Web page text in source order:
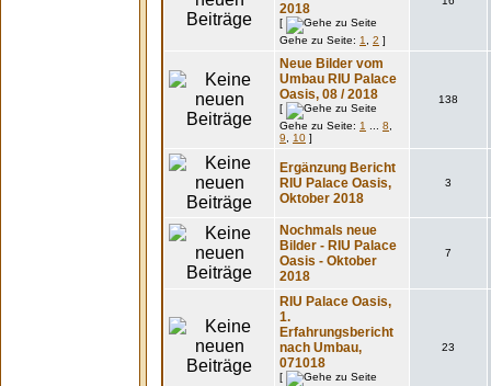
2018
[
Gehe zu Seite: 1 2 ]
Neue Bilder vom
Umbau RIU Palace
Oasis, 08 / 2018
[
Gehe zu Seite: 1 8
9
10 ]
138
Ergänzung Bericht
RIU Palace Oasis,
Oktober 2018
3
Nochmals neue
Bilder - RIU Palace
Oasis - Oktober
2018
7
RIU Palace Oasis,
1.
Erfahrungsbericht
nach Umbau,
071018
[
23